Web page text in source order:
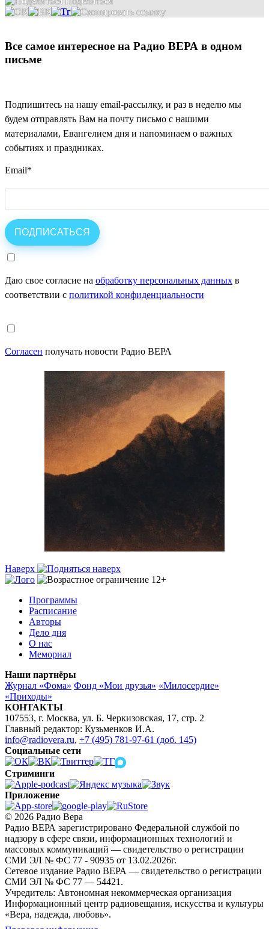
Все самое интересное на Радио ВЕРА в одном
письме
Подпишитесь на нашу email-рассылку, и раз в неделю мы
будем отправлять Вам на почту письмо с нашими
материалами, Евангелием дня и напоминаем о важных
событиях и праздниках.
Email*
Даю свое согласие на обработку персональных данных в
соответствии с политикой конфиденциальности
Согласен получать новости Радио ВЕРА
Наверх
Программы
Расписание
Авторы
Дело дня
О нас
Мемориал
Наши партнёры
Журнал «Фома» Фонд «Мои друзья» «Милосердие»
«Приходы»
КОНТАКТЫ
107553, г. Москва, ул. Б. Черкизовская, 17, стр. 2
Главный редактор: Кузьменков И.А.
info@radiovera.ru, +7 (495) 781-97-61 (доб. 145)
Социальные сети
Стриминги
Приложение
© 2026 Радио Вера
Радио ВЕРА зарегистрировано Федеральной службой по
надзору в сфере связи, информационных технологий и
массовых коммуникаций — свидетельство о регистрации
СМИ ЭЛ № ФС 77 - 90935 от 13.02.2026г.
Сетевое издание Радио ВЕРА — свидетельство о регистрации
СМИ ЭЛ № ФС 77 — 54421.
Учредитель: Автономная некоммерческая организация
Информационный центр радиовещания, искусства и культуры
«Вера, надежда, любовь».